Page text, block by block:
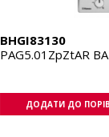
BHGI83130
PAG5.01ZpZtAR
ДОДАТИ ДО